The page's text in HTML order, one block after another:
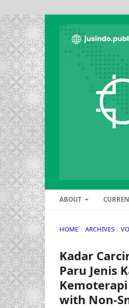
ABOUT
HOME / ARCHIVES /
Kadar
Paru Jenis
with Non-